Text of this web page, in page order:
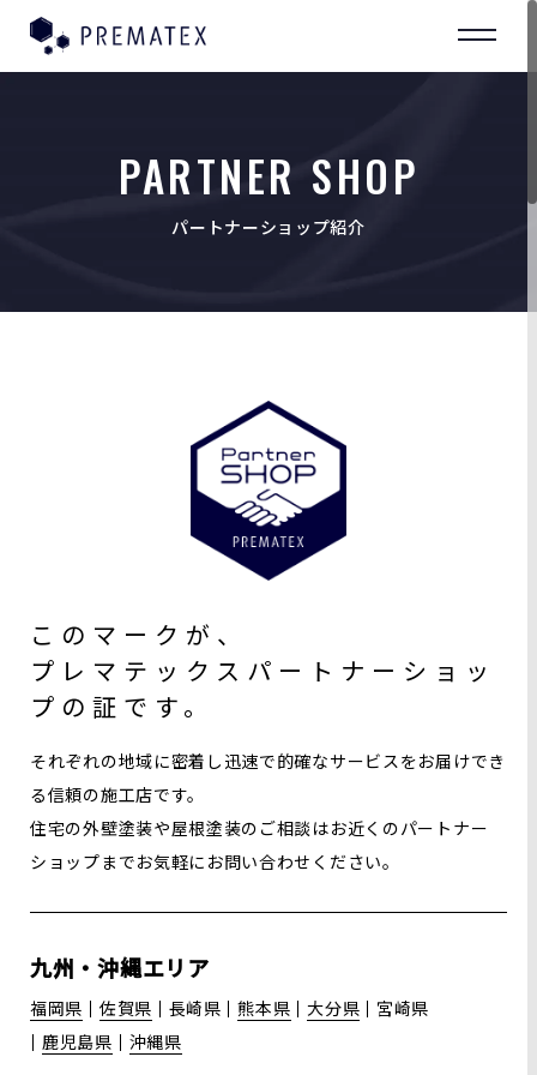
PARTNER SHOP
パートナーショップ紹介
このマークが、
プレマテックス パートナーショッ
プの証です。
それぞれの地域に密着し迅速で的確なサービスをお届けでき
る信頼の施工店です。
住宅の外壁塗装や屋根塗装のご相談はお近くのパートナー
ショップまでお気軽にお問い合わせください。
九州・沖縄エリア
福岡県 佐賀県 長崎県 熊本県 大分県
宮崎県
鹿児島県
沖縄県